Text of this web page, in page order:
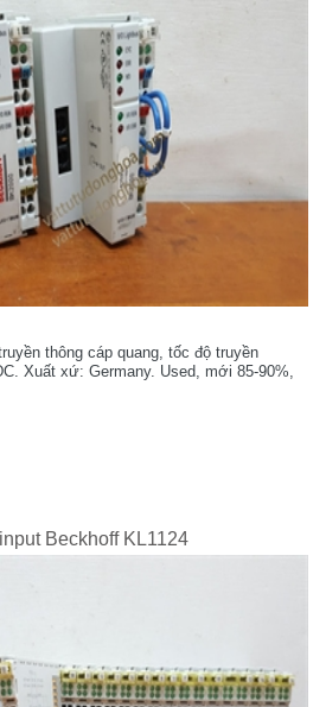
thông cáp quang, tốc độ truyền
Xuất xứ: Germany. Used, mới 85-90%,
Beckhoff KL1124